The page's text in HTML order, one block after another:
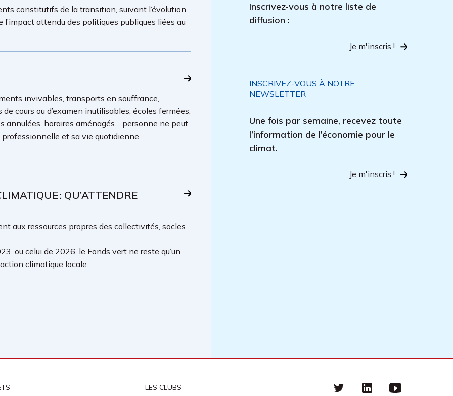
constitutifs de la transition, suivant l’évolution
attendu des politiques publiques liées au
invivables, transports en souffrance,
cours ou d’examen inutilisables, écoles fermées,
horaires aménagés… personne ne peut
et sa vie quotidienne.
: QU’ATTENDRE
aux ressources propres des collectivités, socles
ou celui de 2026, le Fonds vert ne reste qu’un
climatique locale.
Inscrivez-vous à notre liste de
diffusion :
Je m'inscris !
INSCRIVEZ-VOUS À NOTRE
NEWSLETTER
Une fois par semaine, recevez toute
l’information de l’économie pour le
climat.
Je m'inscris !
LES CLUBS Twitterlinkedin Youtube